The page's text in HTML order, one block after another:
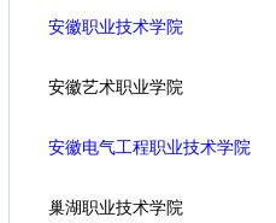
安徽职业技术学院
安徽艺术职业学院
安徽电气工程职业技术学院
巢湖职业技术学院